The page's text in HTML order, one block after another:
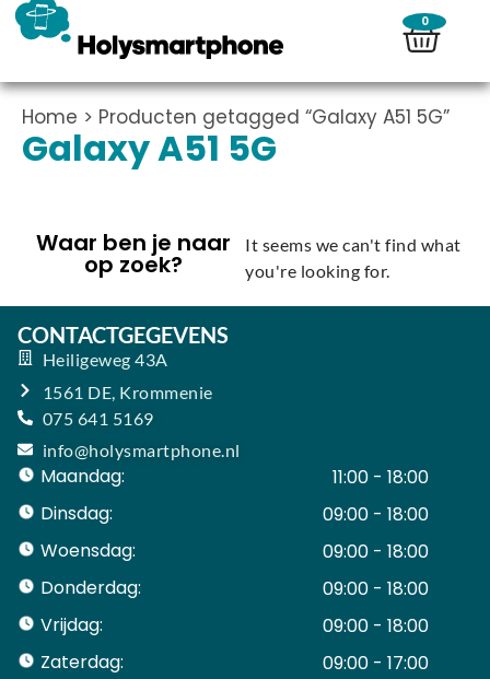
0
Home > Producten getagged “Galaxy A51 5G”
Galaxy A51 5G
Waar ben je naar
op zoek?
It seems we can't find what
you're looking for.
CONTACTGEGEVENS
Heiligeweg 43A
1561 DE, Krommenie
075 641 5169
info@holysmartphone.nl
Maandag:
11:00 - 18:00
Dinsdag:
09:00 - 18:00
Woensdag:
09:00 - 18:00
Donderdag:
09:00 - 18:00
Vrijdag:
09:00 - 18:00
Zaterdag:
09:00 - 17:00